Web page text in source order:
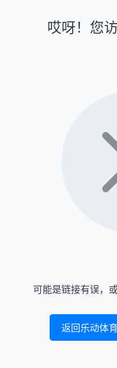
哎呀！您
可能是链接有误，
返回乐动体育